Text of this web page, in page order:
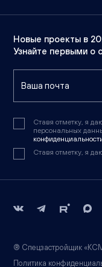
Новые проекты в
Узнайте первыми о
Ставя отметку, я
персональных
Ставя отметку, я
® Спецзастройщик
Политика